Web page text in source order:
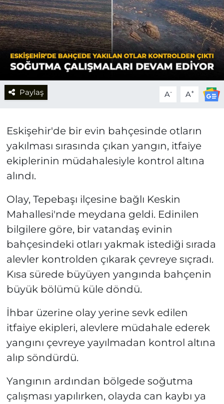
Paylaş A- A+
Eskişehir'de bir evin bahçesinde otların
yakılması sırasında çıkan yangın, itfaiye
ekiplerinin müdahalesiyle kontrol altına
alındı.
Olay, Tepebaşı ilçesine bağlı Keskin
Mahallesi'nde meydana geldi. Edinilen
bilgilere göre, bir vatandaş evinin
bahçesindeki otları yakmak istediği sırada
alevler kontrolden çıkarak çevreye sıçradı.
Kısa sürede büyüyen yangında bahçenin
büyük bölümü küle döndü.
İhbar üzerine olay yerine sevk edilen
itfaiye ekipleri, alevlere müdahale ederek
yangını çevreye yayılmadan kontrol altına
alıp söndürdü.
Yangının ardından bölgede soğutma
çalışması yapılırken, olayda can kaybı ya